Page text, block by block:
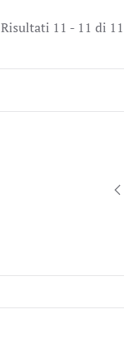
Risultati 11 - 11 di 11